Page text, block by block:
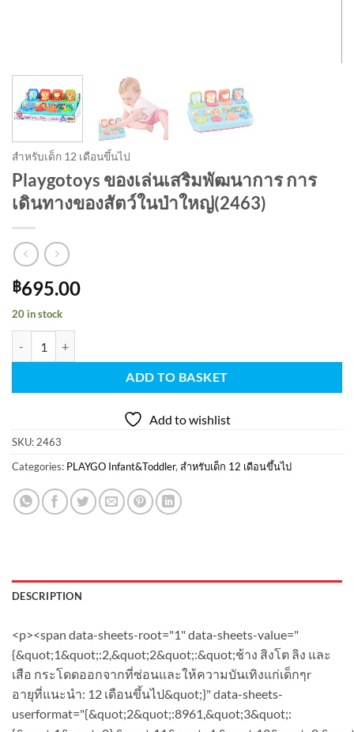
สำหรับเด็ก 12 เดือนขึ้นไป
Playgotoys ของเล่นเสริมพัฒนาการ การ
เดินทางของสัตว์ในป่าใหญ่(2463)
฿695.00
20 in stock
ADD TO BASKET
Add to wishlist
SKU: 2463
Categories: PLAYGO Infant&Toddler, สำหรับเด็ก 12 เดือนขึ้นไป
DESCRIPTION
<p><span data-sheets-root="1" data-sheets-value="
{&quot;1&quot;:2,&quot;2&quot;:&quot;ช้าง สิงโต ลิง และ
เสือ กระโดดออกจากที่ซ่อนและให้ความบันเทิงแก่เด็กๆr
อายุที่แนะนำ: 12 เดือนขึ้นไป&quot;}" data-sheets-
userformat="{&quot;2&quot;:8961,&quot;3&quot;: